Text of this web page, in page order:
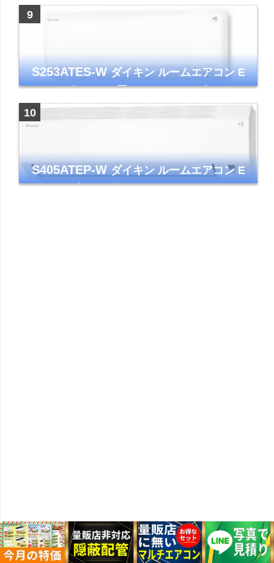
S253ATES-Wダイキン ルームエアコン E
シリーズ おもに8畳 ホワイト 2023年モデル
ストリーマ
S405ATEP-Wダイキン ルームエアコン E
シリーズ 主に14畳用 ホワイト 2025年モデル